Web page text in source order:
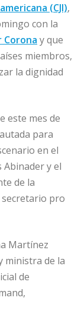
(CJI),
con la
Corona y que
miembros,
la dignidad
este mes de
para
en el
y el
de la
secretario pro
Martínez
ministra de la
de